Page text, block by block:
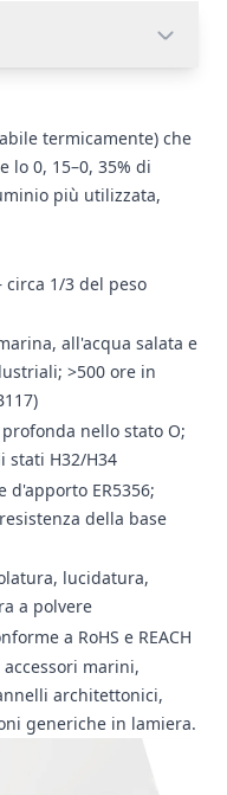
termicamente) che
lo 0, 15–0, 35% di
più utilizzata,
circa 1/3 del peso
all'acqua salata e
>500 ore in
nello stato O;
stati H32/H34
d'apporto ER5356;
della base
lucidatura,
a polvere
a RoHS e REACH
marini,
architettonici,
generiche in lamiera.